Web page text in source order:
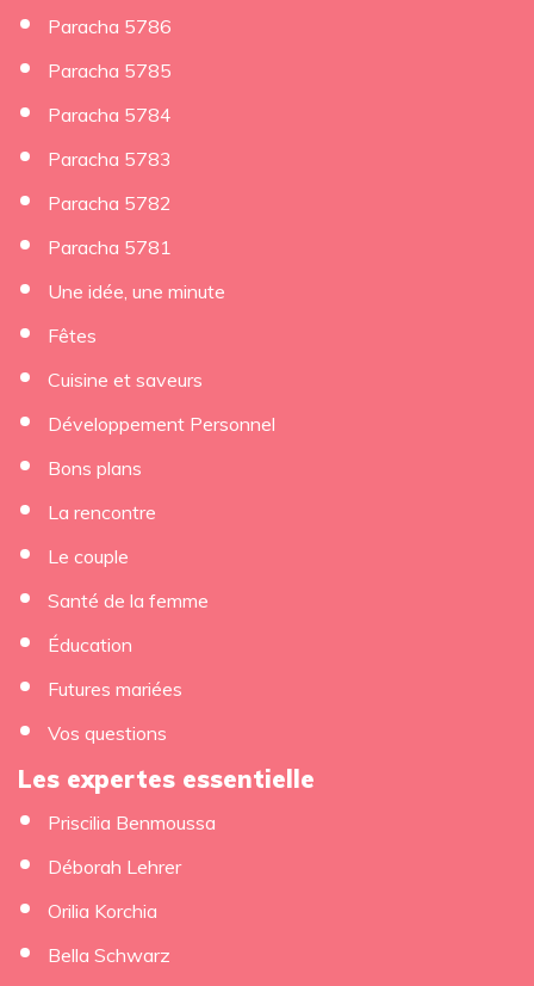
Paracha 5786
Paracha 5785
Paracha 5784
Paracha 5783
Paracha 5782
Paracha 5781
Une idée, une minute
Fêtes
Cuisine et saveurs
Développement Personnel
Bons plans
La rencontre
Le couple
Santé de la femme
Éducation
Futures mariées
Vos questions
Les expertes essentielle
Priscilia Benmoussa
Déborah Lehrer
Orilia Korchia
Bella Schwarz